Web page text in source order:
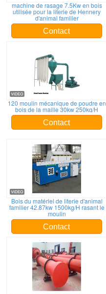
machine de rasage 7.5Kw en bois
utilisée pour la literie de Hennery
d'animal familier
Contact
120 moulin mécanique de poudre en
bois de la maille 30kw 250kg/H
Contact
Bois du matériel de literie d'animal
familier 42.87kw 1500kg/H rasant le
moulin
Contact